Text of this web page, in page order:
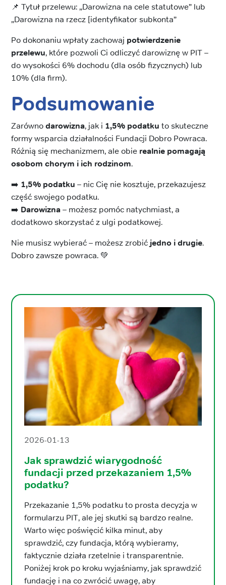
📌 Tytuł przelewu: „Darowizna na cele statutowe” lub
„Darowizna na rzecz [identyfikator subkonta”
Po dokonaniu wpłaty zachowaj potwierdzenie
przelewu, które pozwoli Ci odliczyć darowiznę w PIT –
do wysokości 6% dochodu (dla osób fizycznych) lub
10% (dla firm).
Podsumowanie
Zarównodarowizna, jak i 1,5% podatku to skuteczne
formy wsparcia działalności Fundacji Dobro Powraca.
Różnią się mechanizmem, ale obie realnie pomagają
osobom chorym i ich rodzinom.
➡️ 1,5% podatku – nic Cię nie kosztuje, przekazujesz
część swojego podatku.
➡️ Darowizna– możesz pomóc natychmiast, a
dodatkowo skorzystać z ulgi podatkowej.
Nie musisz wybierać – możesz zrobić jedno i drugie.
Dobro zawsze powraca. 💚
2026-01-13
Jak sprawdzić wiarygodność
fundacji przed przekazaniem 1,5%
podatku?
Przekazanie 1,5% podatku to prosta decyzja w
formularzu PIT, ale jej skutki są bardzo realne.
Warto więc poświęcić kilka minut, aby
sprawdzić, czy fundacja, którą wybieramy,
faktycznie działa rzetelnie i transparentnie.
Poniżej krok po kroku wyjaśniamy, jak sprawdzić
fundację i na co zwrócić uwagę, aby